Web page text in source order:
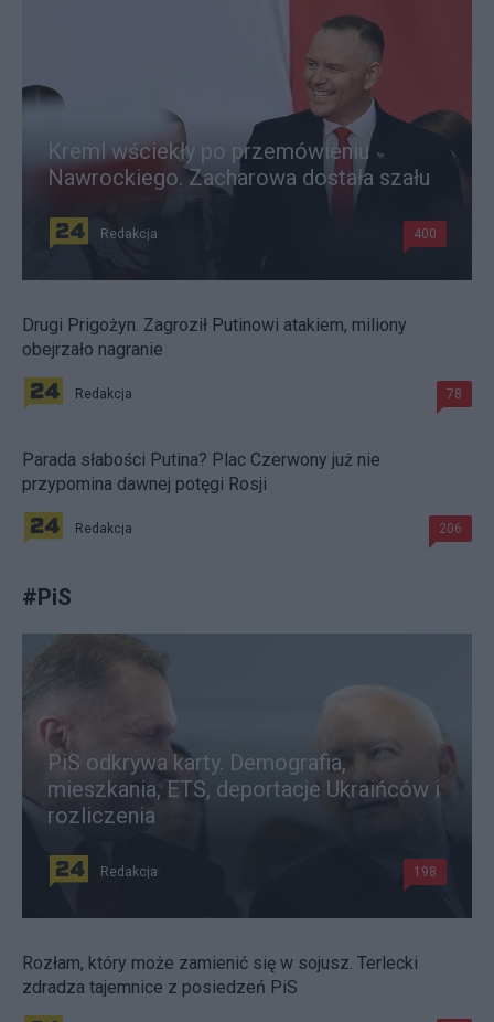
Kreml wściekły po przemówieniu
Nawrockiego. Zacharowa dostała szału
Redakcja 400
Drugi Prigożyn. Zagroził Putinowi atakiem, miliony
obejrzało nagranie
Redakcja 78
Parada słabości Putina? Plac Czerwony już nie
przypomina dawnej potęgi Rosji
Redakcja 206
#PiS
PiS odkrywa karty. Demografia,
mieszkania, ETS, deportacje Ukraińców i
rozliczenia
Redakcja 198
Rozłam, który może zamienić się w sojusz. Terlecki
zdradza tajemnice z posiedzeń PiS